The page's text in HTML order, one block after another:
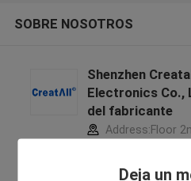
Deja un
SOBRE NOSOTROS
Shenzhen
Electronics Co.,
del fabricante
Address:Floor
Industrial Area,